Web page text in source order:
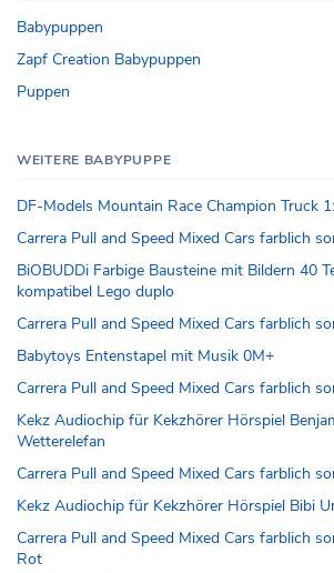
Babypuppen
Zapf Creation Babypuppen
Puppen
WEITERE BABYPUPPE
DF-Models Mountain Race Champion Truck
Carrera Pull and Speed Mixed Cars farblich
BiOBUDDi Farbige Bausteine mit Bildern 40
kompatibel Lego duplo
Carrera Pull and Speed Mixed Cars farblich
Babytoys Entenstapel mit Musik 0M+
Carrera Pull and Speed Mixed Cars farblich
Kekz Audiochip für Kekzhörer Hörspiel
Wetterelefan
Carrera Pull and Speed Mixed Cars farblich
Kekz Audiochip für Kekzhörer Hörspiel Bibi
Carrera Pull and Speed Mixed Cars farblich
Rot